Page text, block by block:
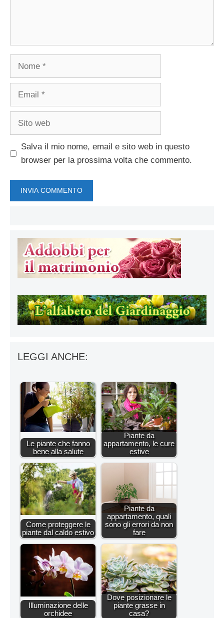
Nome
Email
Sito
Salva il mio nome, email e sito web in questo
browser per la prossima volta che commento.
LEGGI ANCHE:
Le piante che fanno
bene alla salute
Piante da
appartamento, le cure
estive
Come proteggere le
piante dal caldo estivo
Piante da
appartamento, quali
sono gli errori da non
fare
Illuminazione delle
orchidee
Dove posizionare le
piante grasse in
casa?